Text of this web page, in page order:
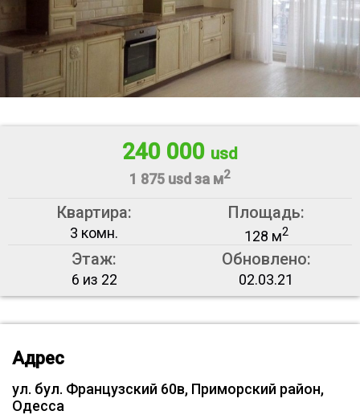
240 000 usd
1 875 usd за м2
Квартира:
3 комн.
Площадь:
128 м2
Этаж:
6 из 22
Обновлено:
02.03.21
Адрес
ул. бул. Французский 60в, Приморский район,
Одесса